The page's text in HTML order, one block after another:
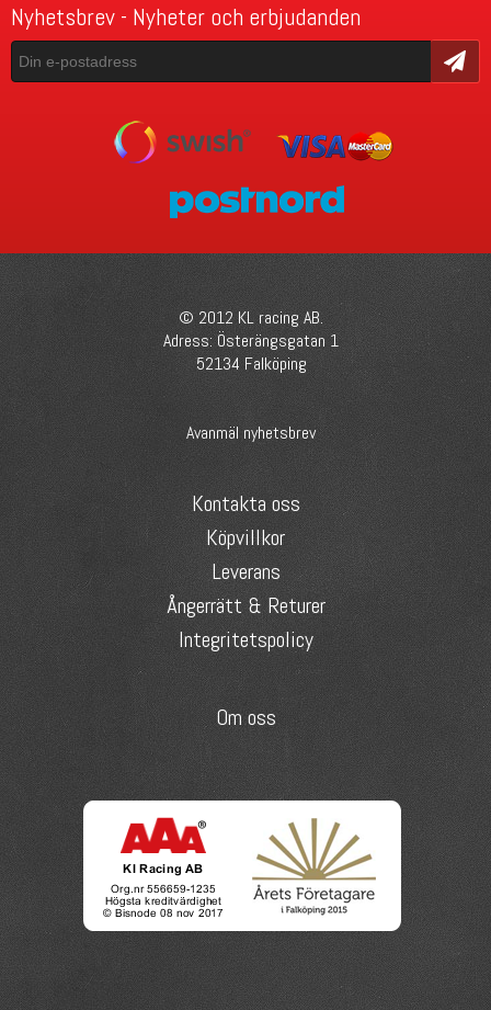
Nyhetsbrev - Nyheter och erbjudanden
Skicka
© 2012 KL racing AB.
Adress: Österängsgatan 1
52134 Falköping
Avanmäl nyhetsbrev
Kontakta oss
Köpvillkor
Leverans
Ångerrätt & Returer
Integritetspolicy
Om oss